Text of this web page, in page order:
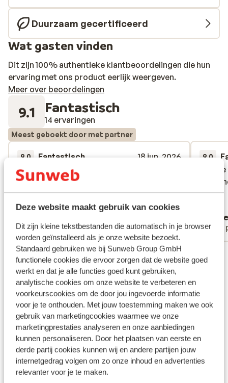
Deze website maakt gebruik van cookies
Dit zijn kleine tekstbestanden die automatisch in je browser
worden geïnstalleerd als je onze website bezoekt.
Standaard gebruiken we bij Sunweb Group GmbH
functionele cookies die ervoor zorgen dat de website goed
werkt en dat je alle functies goed kunt gebruiken,
analytische cookies om onze website te verbeteren en
voorkeurscookies om de door jou ingevoerde informatie
voor je te onthouden. Met jouw toestemming maken we ook
gebruik van marketingcookies waarmee we onze
marketingprestaties analyseren en onze aanbiedingen
kunnen personaliseren. Door het plaatsen van eerste en
derde partij cookies kunnen wij en andere partijen jouw
internetgedrag volgen om zo onze inhoud en advertenties
relevanter voor je te maken.
Duurzaam gecertificeerd
Wat gasten vinden
Dit zijn 100% authentieke klantbeoordelingen die hun
ervaring met ons product eerlijk weergeven.
Meer over beoordelingen
9.1 Fantastisch
14 ervaringen
Meest geboekt door met partner
9.0 Fantastisch
18 jun. 2026
Mooi, rustig, netjes, schoon, ruime kamer,
heel goed ontbijt, weinig tot geen kinderen
(halverwege juni), heel vriendelijk
personeel.
Mooi, rustig, netjes, schoon, ruime kamer,
heel goed ontbijt, weinig tot geen kinderen
(halverwege juni), heel vriendelijk
personeel.
Met partner
9.0
Met
Bekijk alle 14 ervaringen
Ligging
Bekijk op kaart